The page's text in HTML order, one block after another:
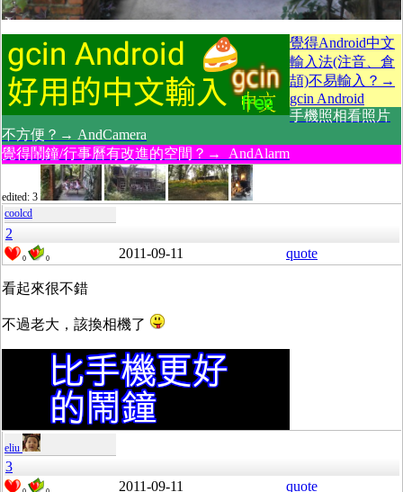
覺得Android中文
輸入法(注音、倉
頡)不易輸入？→
gcin Android
手機照相看照片
不方便？→ AndCamera
覺得鬧鐘/行事曆有改進的空間？→ AndAlarm
edited: 3
coolcd
2
0 0 2011-09-11 quote
看起來很不錯
不過老大，該換相機了
eliu
3
2011-09-11 quote